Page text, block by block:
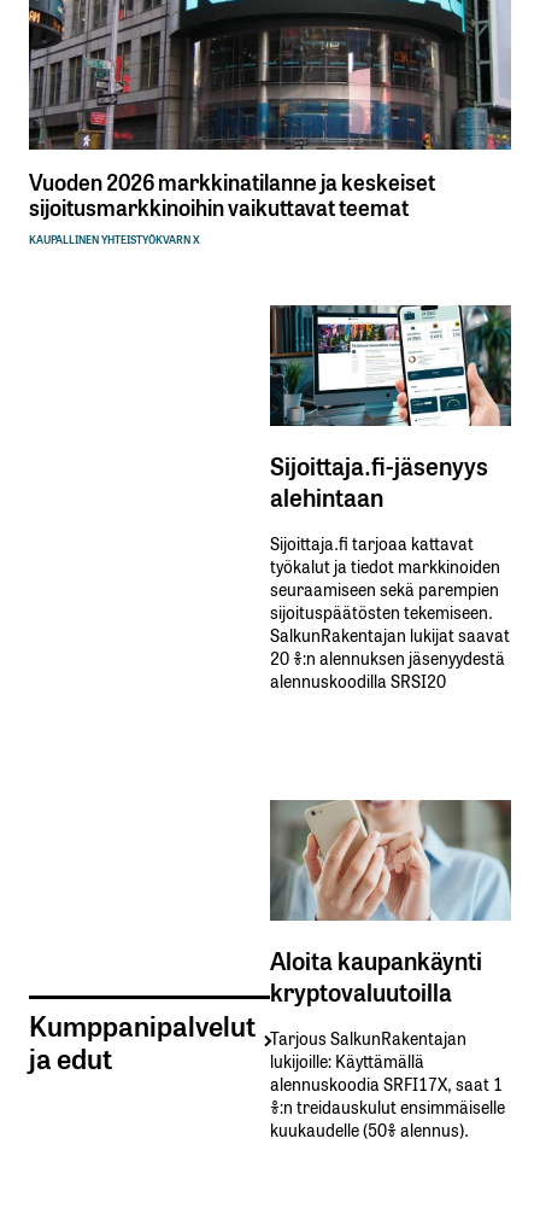
Vuoden 2026 markkinatilanne ja keskeiset
sijoitusmarkkinoihin vaikuttavat teemat
KAUPALLINEN YHTEISTYÖKVARN X
Kumppanipalvelut
ja edut
Sijoittaja.fi-jäsenyys
alehintaan
Sijoittaja.fi tarjoaa kattavat
työkalut ja tiedot markkinoiden
seuraamiseen sekä parempien
sijoituspäätösten tekemiseen.
SalkunRakentajan lukijat saavat
20 %:n alennuksen jäsenyydestä
alennuskoodilla SRSI20
Aloita kaupankäynti
kryptovaluutoilla
Tarjous SalkunRakentajan
lukijoille: Käyttämällä​ ​
alennuskoodia​ ​SRFI17X,​ ​saat​ ​1
%:n treidauskulut​ ​ensimmäiselle​ ​
kuukaudelle​ ​(50%​ ​alennus).